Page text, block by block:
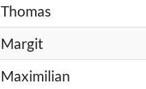
Thomas
Margit
Maximilian